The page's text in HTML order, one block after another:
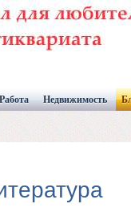
Работа Недвижимость